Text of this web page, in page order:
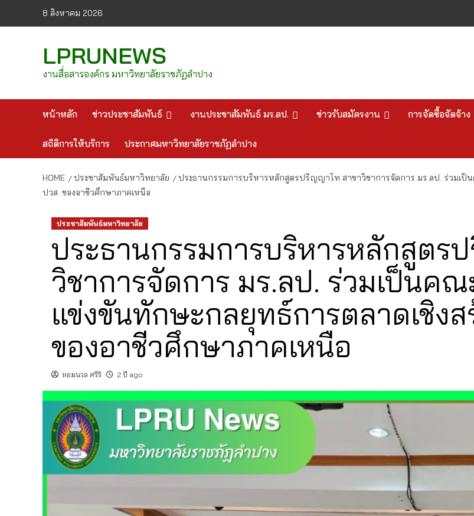
8 สิงหาคม 2026
LPRUNEWS
งานสื่อสารองค์กร มหาวิทยาลัยราชภัฏลำปาง
หน้าหลัก ข่าวประชาสัมพันธ์ งานประชาสัมพันธ์ มร.ลป. ข่าวรับสมัครงาน การจัดซื้อจัดจ้าง
สถิติการให้บริการ ประกาศมหาวิทยาลัยราชภัฏลำปาง
HOME ประชาสัมพันธ์มหาวิทยาลัย
ประธานกรรมการบริหารหลักสูตรปริญญาโท สาขาวิชาการจัดการ มร.ลป. ร่วมเป็
ปวส. ของอาชีวศึกษาภาคเหนือ
ประชาสัมพันธ์มหาวิทยาลัย
ประธานกรรมการบริหารหลักสูตร
วิชาการจัดการ มร.ลป. ร่วมเป็นค
แข่งขันทักษะกลยุทธ์การตลาดเชิง
ของอาชีวศึกษาภาคเหนือ
หอมนวล ศรีริ 2 ปี ago